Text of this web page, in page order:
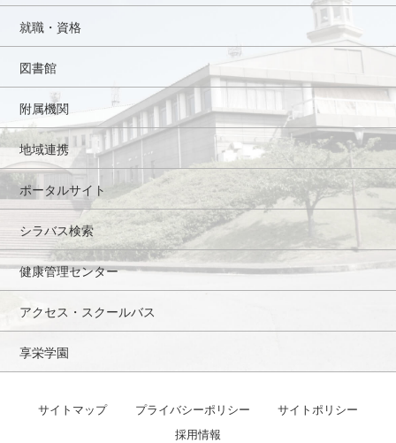
就職・資格
図書館
附属機関
地域連携
ポータルサイト
シラバス検索
健康管理センター
アクセス・スクールバス
享栄学園
サイトマップ プライバシーポリシー
サイトポリシー
採用情報